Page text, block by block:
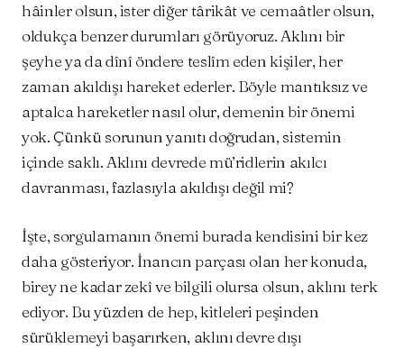
hâinler olsun, ister diğer târikât ve cemaâtler olsun,
oldukça benzer durumları görüyoruz. Aklını bir
şeyhe ya da dînî öndere teslîm eden kişiler, her
zaman akıldışı hareket ederler. Böyle mantıksız ve
aptalca hareketler nasıl olur, demenin bir önemi
yok. Çünkü sorunun yanıtı doğrudan, sistemin
içinde saklı. Aklını devrede mü’ridlerin akılcı
davranması, fazlasıyla akıldışı değil mi?
İşte, sorgulamanın önemi burada kendisini bir kez
daha gösteriyor. İnancın parçası olan her konuda,
birey ne kadar zekî ve bilgili olursa olsun, aklını terk
ediyor. Bu yüzden de hep, kitleleri peşinden
sürüklemeyi başarırken, aklını devre dışı